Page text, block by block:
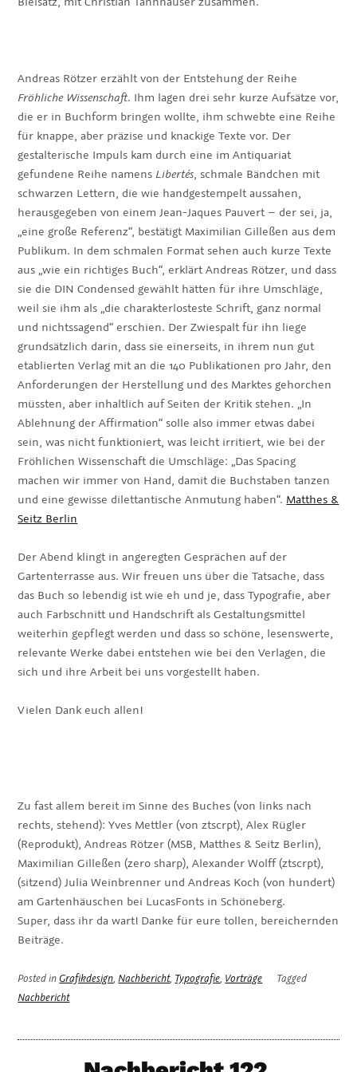
Andreas Rötzer erzählt von der Entstehung der Reihe
Fröhliche Wissenschaft. Ihm lagen drei sehr kurze Aufsätze vor,
die er in Buchform bringen wollte, ihm schwebte eine Reihe
für knappe, aber präzise und knackige Texte vor. Der
gestalterische Impuls kam durch eine im Antiquariat
gefundene Reihe namens Libertés, schmale Bändchen mit
schwarzen Lettern, die wie handgestempelt aussahen,
herausgegeben von einem Jean-Jaques Pauvert – der sei, ja,
„eine große Referenz“, bestätigt Maximilian Gilleßen aus dem
Publikum. In dem schmalen Format sehen auch kurze Texte
aus „wie ein richtiges Buch“, erklärt Andreas Rötzer, und dass
sie die DIN Condensed gewählt hätten für ihre Umschläge,
weil sie ihm als „die charakterlosteste Schrift, ganz normal
und nichtssagend“ erschien. Der Zwiespalt für ihn liege
grundsätzlich darin, dass sie einerseits, in ihrem nun gut
etablierten Verlag mit an die 140 Publikationen pro Jahr, den
Anforderungen der Herstellung und des Marktes gehorchen
müssten, aber inhaltlich auf Seiten der Kritik stehen. „In
Ablehnung der Affirmation“ solle also immer etwas dabei
sein, was nicht funktioniert, was leicht irritiert, wie bei der
Fröhlichen Wissenschaft die Umschläge: „Das Spacing
machen wir immer von Hand, damit die Buchstaben tanzen
und eine gewisse dilettantische Anmutung haben“. Matthes &
Seitz Berlin
Der Abend klingt in angeregten Gesprächen auf der
Gartenterrasse aus. Wir freuen uns über die Tatsache, dass
das Buch so lebendig ist wie eh und je, dass Typografie, aber
auch Farbschnitt und Handschrift als Gestaltungsmittel
weiterhin gepflegt werden und dass so schöne, lesenswerte,
relevante Werke dabei entstehen wie bei den Verlagen, die
sich und ihre Arbeit bei uns vorgestellt haben.
Vielen Dank euch allen!
Zu fast allem bereit im Sinne des Buches (von links nach
rechts, stehend): Yves Mettler (von ztscrpt), Alex Rügler
(Reprodukt), Andreas Rötzer (MSB, Matthes & Seitz Berlin),
Maximilian Gilleßen (zero sharp), Alexander Wolff (ztscrpt),
(sitzend) Julia Weinbrenner und Andreas Koch (von hundert)
am Gartenhäuschen bei LucasFonts in Schöneberg.
Super, dass ihr da wart! Danke für eure tollen, bereichernden
Beiträge.
Posted inGrafikdesign,Nachbericht, Typografie, Vorträge
Tagged
Nachbericht